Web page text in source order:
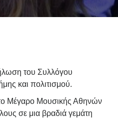
του Συλλόγου
και πολιτισμού.
Μέγαρο Μουσικής Αθηνών
σε μια βραδιά γεμάτη